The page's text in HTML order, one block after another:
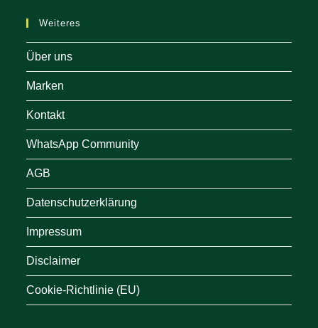
Weiteres
Über uns
Marken
Kontakt
WhatsApp Community
AGB
Datenschutzerklärung
Impressum
Disclaimer
Cookie-Richtlinie (EU)